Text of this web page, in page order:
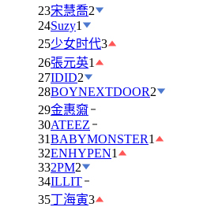
23宋慧喬2
24Suzy1
25少女时代3
26張元英1
27IDID2
28BOYNEXTDOOR2
29金惠奫
30ATEEZ
31BABYMONSTER1
32ENHYPEN1
332PM2
34ILLIT
35丁海寅3